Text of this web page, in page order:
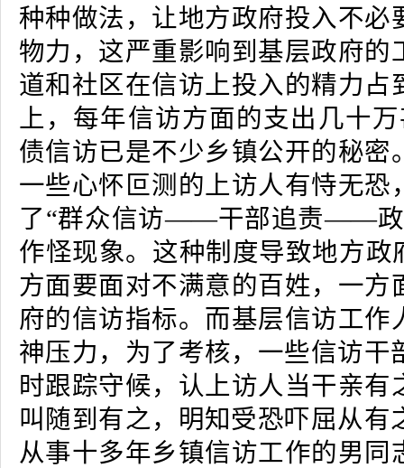
种种做法，让地方政府投入不必
物力，这严重影响到基层政府的
道和社区在信访上投入的精力占
上，每年信访方面的支出几十
债信访已是不少乡镇公开的秘密
一些心怀叵测的上访人有恃无恐
了“群众信访——干部追责——政
作怪现象。这种制度导致地方政
方面要面对不满意的百姓，一方
府的信访指标。而基层信访工作
神压力，为了考核，一些信访干
时跟踪守候，认上访人当干亲有
叫随到有之，明知受恐吓屈从有
从事十多年乡镇信访工作的男同